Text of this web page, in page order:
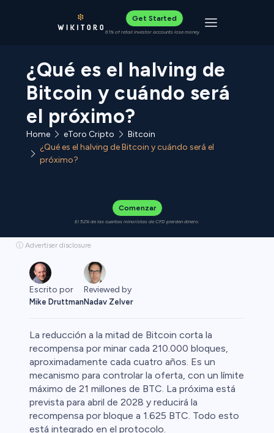
Get Started
61% of retail investor accounts lose money Toggle
¿Qué es el halving de
Bitcoin y cuándo será
el próximo?
Home eToro Cripto
Bitcoin
¿Qué es el halving de Bitcoin y cuándo será el
próximo?
Comenzar
El 52% de las cuentas minoristas de CFD pierden dinero.
ⓘ Advertiser disclosure
Escrito por
Mike Druttman
Reviewed by
Nadav Zelver
La reducción a la mitad de Bitcoin corta la
recompensa por minar cada 210.000 bloques,
aproximadamente cada cuatro años. Es un
mecanismo para controlar la oferta, con un límite
máximo de 21 millones de BTC. La próxima está
prevista para abril de 2028 y reducirá la
recompensa por bloque a 1.625 BTC. Todo esto
está integrado en el protocolo.